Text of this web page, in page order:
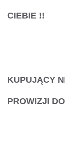
CIEBIE !!
KUPUJĄCY
PROWIZJI